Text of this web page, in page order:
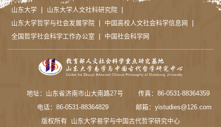
心对其搭建的学术期刊数据库的用户使用数据进
行了统计分析...
山东大学 | 山东大学人文社科研究院 |
山东大学哲学与社会发展学院 | 中国高校人文社会科学信息网 |
全国哲学社会科学工作办公室 | 中国社会科学网
地址：山东省济南市山大南路27号
传真：86-0531-88364359
电话：86-0531-88364829
邮箱：yistudies@126.com
版权所有 山东大学易学与中国古代哲学研究中心